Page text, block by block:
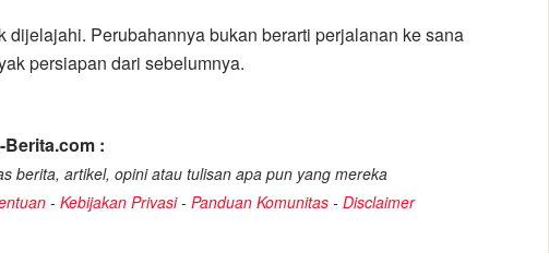
Perubahannya bukan berarti perjalanan ke sana
persiapan dari sebelumnya.
:
berita, artikel, opini atau tulisan apa pun yang mereka
- Kebijakan Privasi- Panduan Komunitas - Disclaimer